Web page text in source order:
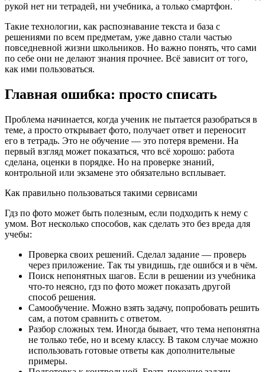
рукой нет ни тетрадей, ни учебника, а только смартфон.
Такие технологии, как распознавание текста и база с
решениями по всем предметам, уже давно стали частью
повседневной жизни школьников. Но важно понять, что сами
по себе они не делают знания прочнее. Всё зависит от того,
как ими пользоваться.
Главная ошибка: просто списать
Проблема начинается, когда ученик не пытается разобраться в
теме, а просто открывает фото, получает ответ и переносит
его в тетрадь. Это не обучение — это потеря времени. На
первый взгляд может показаться, что всё хорошо: работа
сделана, оценки в порядке. Но на проверке знаний,
контрольной или экзамене это обязательно всплывает.
Как правильно пользоваться такими сервисами
Гдз по фото может быть полезным, если подходить к нему с
умом. Вот несколько способов, как сделать это без вреда для
учебы:
Проверка своих решений. Сделал задание — проверь
через приложение. Так ты увидишь, где ошибся и в чём.
Поиск непонятных шагов. Если в решении из учебника
что-то неясно, гдз по фото может показать другой
способ решения.
Самообучение. Можно взять задачу, попробовать решить
сам, а потом сравнить с ответом.
Разбор сложных тем. Иногда бывает, что тема непонятна
не только тебе, но и всему классу. В таком случае можно
использовать готовые ответы как дополнительные
примеры.